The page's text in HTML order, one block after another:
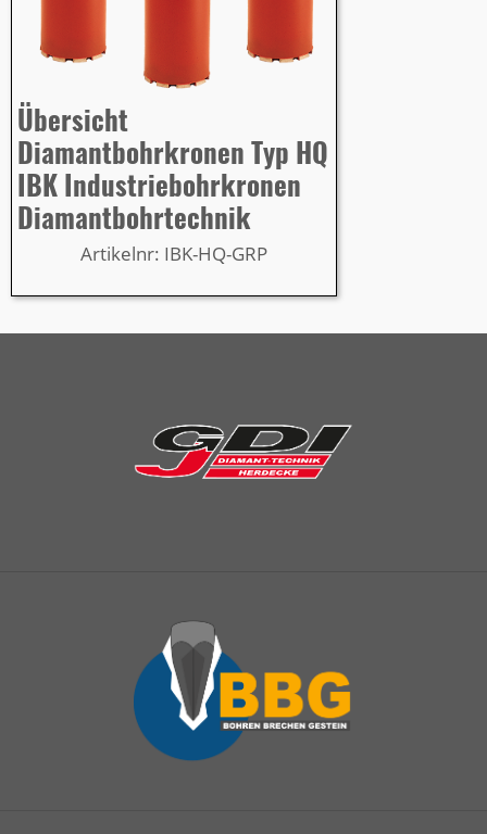
Übersicht
Diamantbohrkronen Typ HQ
IBK Industriebohrkronen
Diamantbohrtechnik
Artikelnr: IBK-HQ-GRP